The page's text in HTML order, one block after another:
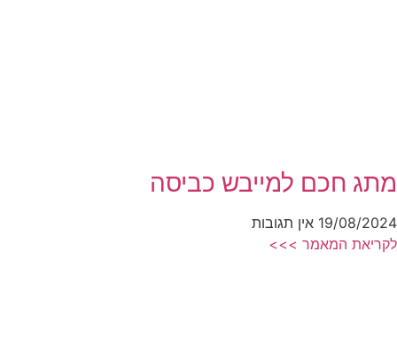
מתג חכם למייבש כביסה
19/08/2024 אין תגובות
לקריאת המאמר >>>